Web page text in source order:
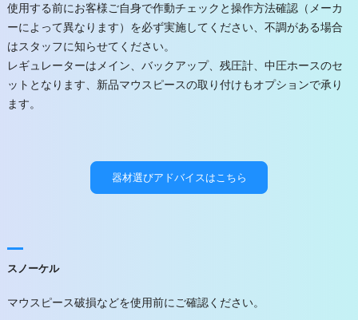
使用する前にお客様ご自身で作動チェックと操作方法確認（メーカ
ーによって異なります）を必ず実施してください、不調がある場合
はスタッフに知らせてください。
レギュレーターはメイン、バックアップ、残圧計、中圧ホースのセ
ットとなります、新品マウスピースの取り付けもオプションで承り
ます。
器材選びアドバイスはこちら
スノーケル
マウスピース破損などを使用前にご確認ください。